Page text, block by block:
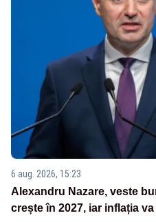
6 aug. 2026, 15:23
Alexandru Nazare, veste
crește în 2027, iar inflația